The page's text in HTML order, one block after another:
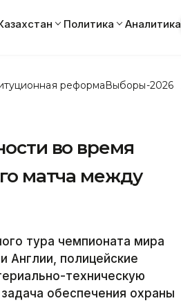
Политика Аналитика
реформаВыборы-2026
во время
матча между
тура чемпионата мира
Англии, полицейские
техническую
обеспечения охраны